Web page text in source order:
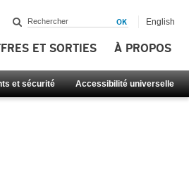
ET SORTIES À PROPOS
et sécurité Accessibilité universelle
English